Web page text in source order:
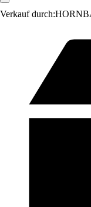
Verkauf durch: